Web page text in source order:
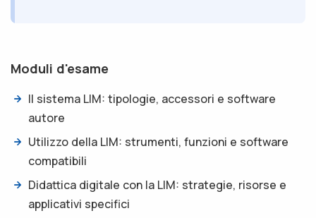
Moduli d'esame
Il sistema LIM: tipologie, accessori e software
autore
Utilizzo della LIM: strumenti, funzioni e software
compatibili
Didattica digitale con la LIM: strategie, risorse e
applicativi specifici